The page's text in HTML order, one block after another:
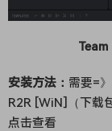
安装方法： 需要=
R2R [WiN]（下载
点击查看